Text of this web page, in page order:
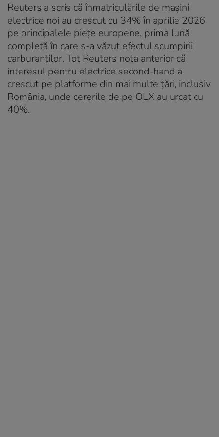
Reuters a scris că înmatriculările de mașini
electrice noi au crescut cu 34% în aprilie 2026
pe principalele piețe europene, prima lună
completă în care s-a văzut efectul scumpirii
carburanților. Tot Reuters nota anterior că
interesul pentru electrice second-hand a
crescut pe platforme din mai multe țări, inclusiv
România, unde cererile de pe OLX au urcat cu
40%.